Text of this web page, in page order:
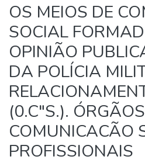
OS MEIOS DE
SOCIAL
OPINIÃO
DA POLÍCIA
(0.C"S.).
COMUNICACÃO
PROFISSIONAIS